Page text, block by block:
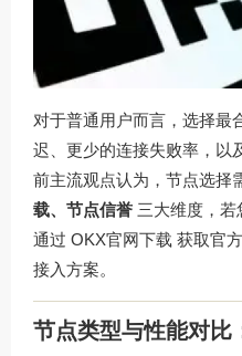
对于普通用户而言，选择最
迟、更少的连接失败率，以
前主流观点认为，节点选择
载、节点信誉 三大维度，
通过 OKX官网下载 获取官
接入方案。
节点类型与性能对比